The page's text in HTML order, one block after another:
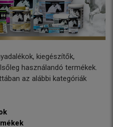
kiegészítők,
használandó termékek.
az alábbi kategóriák